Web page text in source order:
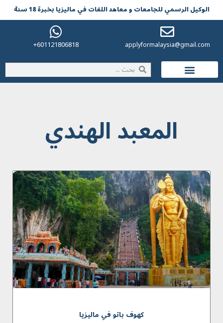
الوکیل الرسمي للجامعات و معاهد اللغات في مالیزیا بخبرة 18 سنة
applyformalaysia@gmail.com
601121806818+
المعبد الهندي
كهوف باتو في ماليزيا